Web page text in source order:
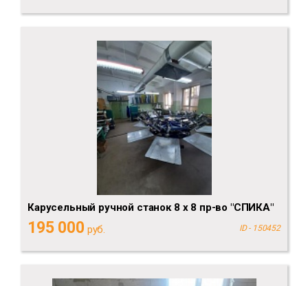
Карусельный ручной станок 8 х 8 пр-во "СПИКА"
195 000 руб. ID - 150452